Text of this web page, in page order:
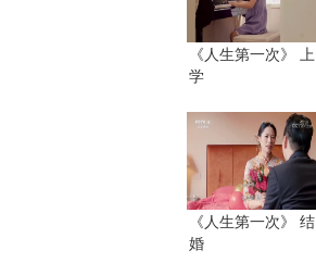
《人生第一次》 上
学
《人生第一次》 结
婚